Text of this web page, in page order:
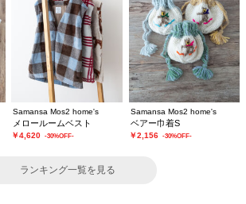
Samansa Mos2 home's
メロールームベスト
￥4,620 -30%OFF-
Samansa Mos2 home's
ベアー巾着S
￥2,156 -30%OFF-
ランキング一覧を見る